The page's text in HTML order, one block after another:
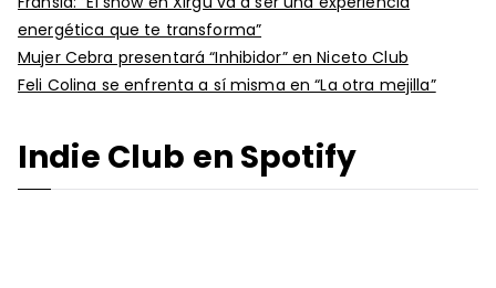
energética que te transforma”
Mujer Cebra presentará “Inhibidor” en Niceto Club
Feli Colina se enfrenta a sí misma en “La otra mejilla”
Indie Club en Spotify